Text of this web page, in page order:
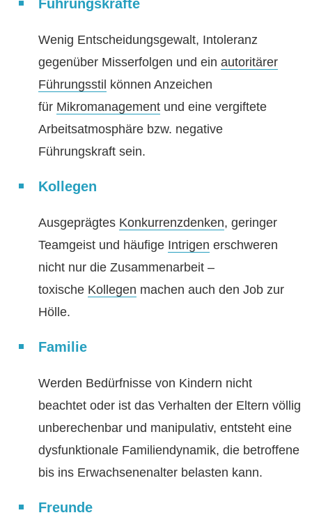
Führungskräfte
Wenig Entscheidungsgewalt, Intoleranz
gegenüber Misserfolgen und ein autoritärer
Führungsstil können Anzeichen
für Mikromanagement und eine vergiftete
Arbeitsatmosphäre bzw. negative
Führungskraft sein.
Kollegen
Ausgeprägtes Konkurrenzdenken, geringer
Teamgeist und häufige Intrigen erschweren
nicht nur die Zusammenarbeit –
toxische Kollegen machen auch den Job zur
Hölle.
Familie
Werden Bedürfnisse von Kindern nicht
beachtet oder ist das Verhalten der Eltern völlig
unberechenbar und manipulativ, entsteht eine
dysfunktionale Familiendynamik, die betroffene
bis ins Erwachsenenalter belasten kann.
Freunde